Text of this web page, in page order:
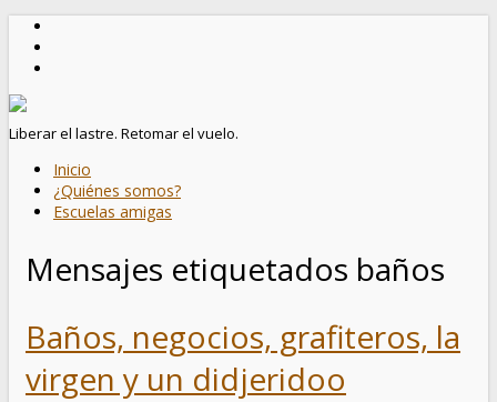
Liberar el lastre. Retomar el vuelo.
Inicio
¿Quiénes somos?
Escuelas amigas
Mensajes etiquetados baños
Baños, negocios, grafiteros, la
virgen y un didjeridoo